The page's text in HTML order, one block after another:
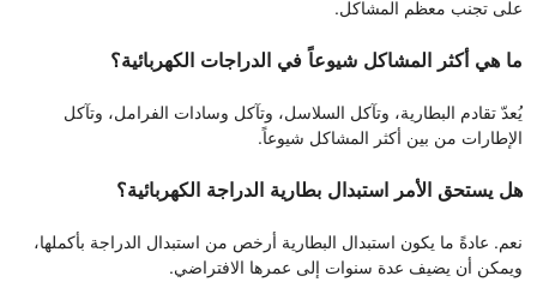
على تجنب معظم المشاكل.
ما هي أكثر المشاكل شيوعاً في الدراجات الكهربائية؟
يُعدّ تقادم البطارية، وتآكل السلاسل، وتآكل وسادات الفرامل، وتآكل
الإطارات من بين أكثر المشاكل شيوعاً.
هل يستحق الأمر استبدال بطارية الدراجة الكهربائية؟
نعم. عادةً ما يكون استبدال البطارية أرخص من استبدال الدراجة بأكملها،
ويمكن أن يضيف عدة سنوات إلى عمرها الافتراضي.